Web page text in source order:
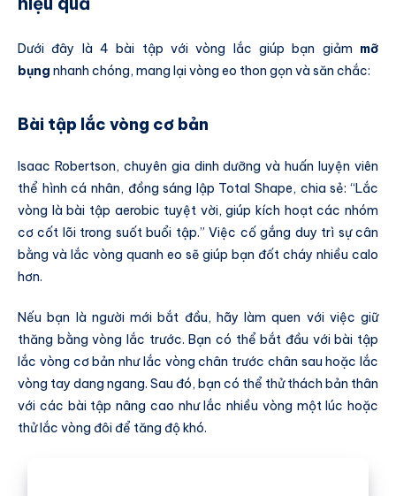
Dưới đây là 4 bài tập với vòng lắc giúp bạn giảm mỡ
bụng nhanh chóng, mang lại vòng eo thon gọn và săn chắc:
Bài tập lắc vòng cơ bản
Isaac Robertson, chuyên gia dinh dưỡng và huấn luyện viên
thể hình cá nhân, đồng sáng lập Total Shape, chia sẻ: “Lắc
vòng là bài tập aerobic tuyệt vời, giúp kích hoạt các nhóm
cơ cốt lõi trong suốt buổi tập.” Việc cố gắng duy trì sự cân
bằng và lắc vòng quanh eo sẽ giúp bạn đốt cháy nhiều calo
hơn.
Nếu bạn là người mới bắt đầu, hãy làm quen với việc giữ
thăng bằng vòng lắc trước. Bạn có thể bắt đầu với bài tập
lắc vòng cơ bản như lắc vòng chân trước chân sau hoặc lắc
vòng tay dang ngang. Sau đó, bạn có thể thử thách bản thân
với các bài tập nâng cao như lắc nhiều vòng một lúc hoặc
thử lắc vòng đôi để tăng độ khó.